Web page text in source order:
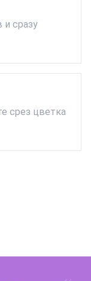
и сразу
срез цветка